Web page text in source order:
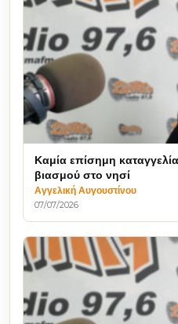
Καμία επίσημη
βιασμού στο νησί
Αγγελική Αυγουστίνου
07/07/2026